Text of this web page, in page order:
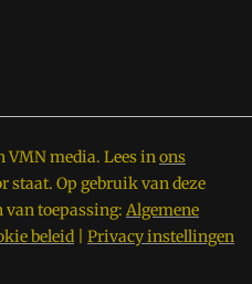
VMN media. Lees inons
staat. Op gebruik van deze
van toepassing: Algemene
beleid Privacy instellingen